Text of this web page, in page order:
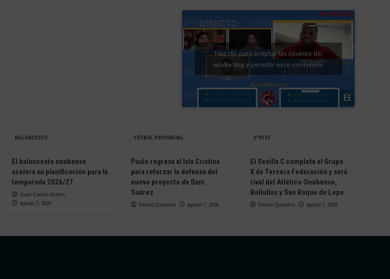
Haz clic para aceptar las cookies de
márketing y permitir este contenido
BALONCESTO
El baloncesto onubense
acelera su planificación para la
temporada 2026/27
Juan Carlos Antero
agosto 7, 2026
FÚTBOL PROVINCIAL
Paulo regresa al Isla Cristina
para reforzar la defensa del
nuevo proyecto de Dani
Suárez
Deivid Quintero agosto 7, 2026
3ªRFEF
El Sevilla C completa el Grupo
X de Tercera Federación y será
rival del Atlético Onubense,
Bollullos y San Roque de Lepe
Deivid Quintero agosto 7, 2026